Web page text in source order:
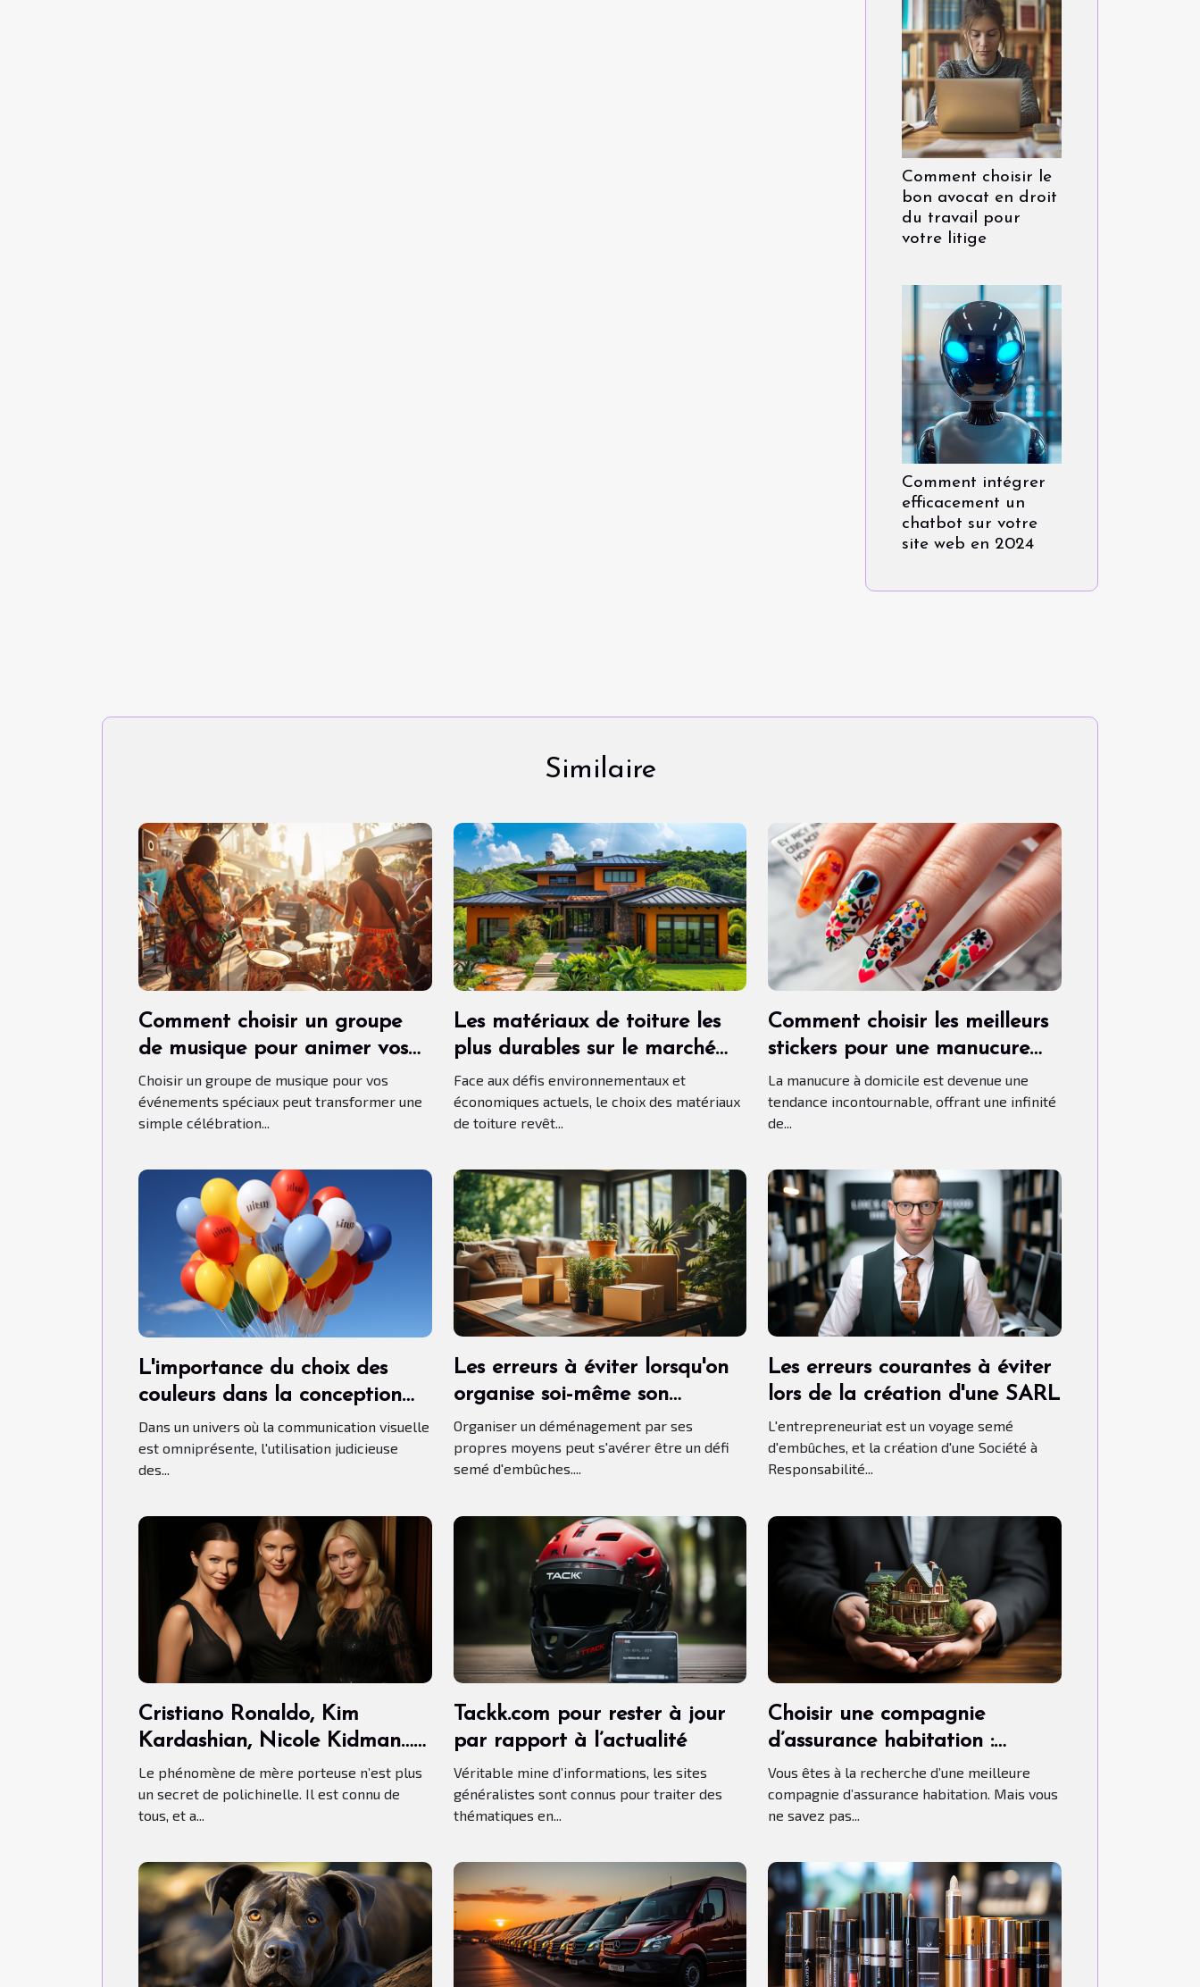
Comment choisir le
bon avocat en droit
du travail pour
votre litige
Comment intégrer
efficacement un
chatbot sur votre
site web en 2024
Similaire
Comment choisir un groupe
de musique pour animer vos
événements spéciaux
Choisir un groupe de musique pour vos
événements spéciaux peut transformer une
simple célébration...
Les matériaux de toiture les
plus durables sur le marché
aujourd'hui
Face aux défis environnementaux et
économiques actuels, le choix des matériaux
de toiture revêt...
Comment choisir les meilleurs
stickers pour une manucure
maison parfaite
La manucure à domicile est devenue une
tendance incontournable, offrant une infinité
de...
L'importance du choix des
couleurs dans la conception
de ballons publicitaires hélium.
Dans un univers où la communication visuelle
est omniprésente, l'utilisation judicieuse
des...
Les erreurs à éviter lorsqu'on
organise soi-même son
déménagement
Organiser un déménagement par ses
propres moyens peut s'avérer être un défi
semé d'embûches....
Les erreurs courantes à éviter
lors de la création d'une SARL
L'entrepreneuriat est un voyage semé
d'embûches, et la création d'une Société à
Responsabilité...
Cristiano Ronaldo, Kim
Kardashian, Nicole Kidman…
ont-ils fait recours aux Mères
porteuses ?
Le phénomène de mère porteuse n’est plus
un secret de polichinelle. Il est connu de
tous, et a...
Tackk.com pour rester à jour
par rapport à l’actualité
Véritable mine d’informations, les sites
généralistes sont connus pour traiter des
thématiques en...
Choisir une compagnie
d’assurance habitation :
comment s’y prendre ?
Vous êtes à la recherche d’une meilleure
compagnie d’assurance habitation. Mais vous
ne savez pas...